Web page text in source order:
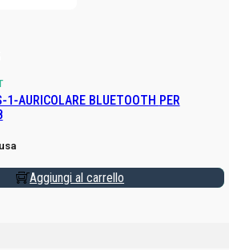
AURICOLARE BLUETOOTH PER
Aggiungi al carrello